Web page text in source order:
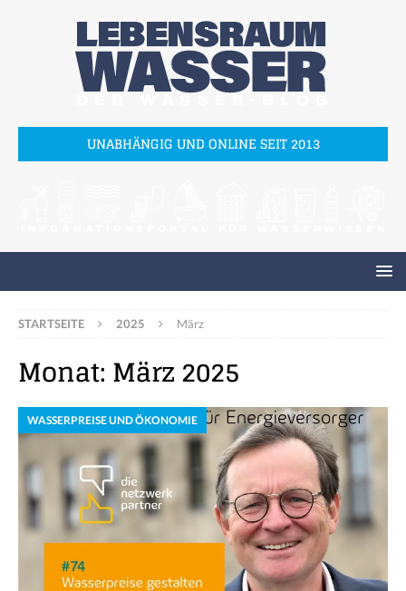
UNABHÄNGIG UND ONLINE SEIT 2013
STARTSEITE 2025 März
Monat: März 2025
WASSERPREISE UND ÖKONOMIE